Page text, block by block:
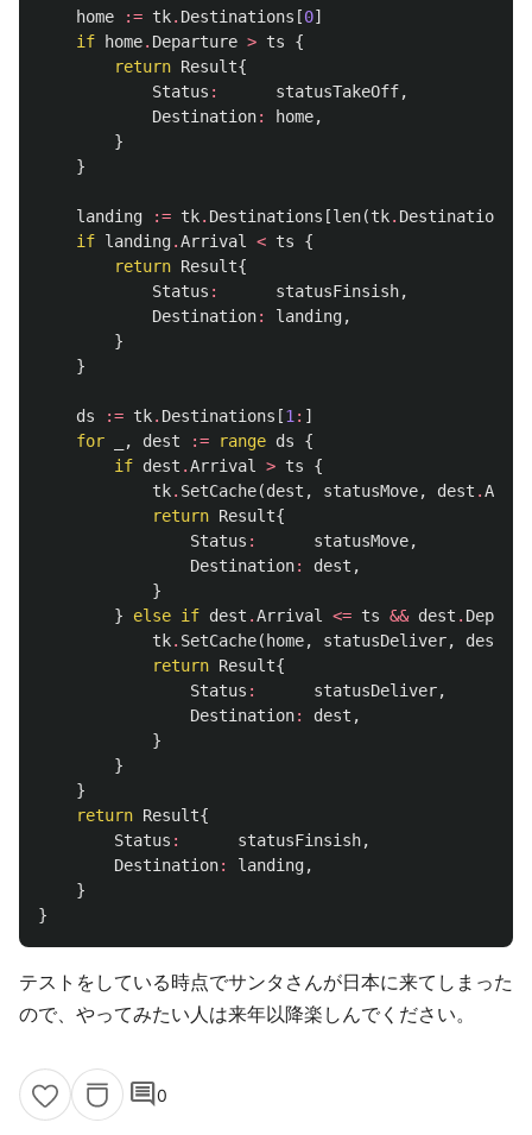
home := tk. Destinations [0]
if
home. Departure > ts
{
return Result{
Status : statusTakeOff,
Destination: home,
}
}
landing := tk. Destinations [len(tk. Destinations
if landing.Arrival < ts
{
return Result{
Status : statusFinsish,
Destination: landing,
}
}
ds := tk. Destinations [1 : ]
for
, dest := range ds
{
if dest .Arrival > ts
{
tk. SetCache(dest , statusMove, dest .
return Result{
Status : statusMove,
Destination: dest ,
}
}
else if dest .Arrival <= ts && dest .
tk. SetCache( home, statusDeliver, dest
return Result{
Status : statusDeliver,
Destination: dest ,
}
}
}
return Result{
Status : statusFinsish,
Destination: landing,
}
}
テストをしている時点でサンタさんが日本に来てしまった
ので、やってみたい人は来年以降楽しんでください。
comment0